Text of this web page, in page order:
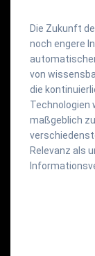
Die Zukunft
noch engere
von
die
Technologien
maßgeblich
Relevanz als